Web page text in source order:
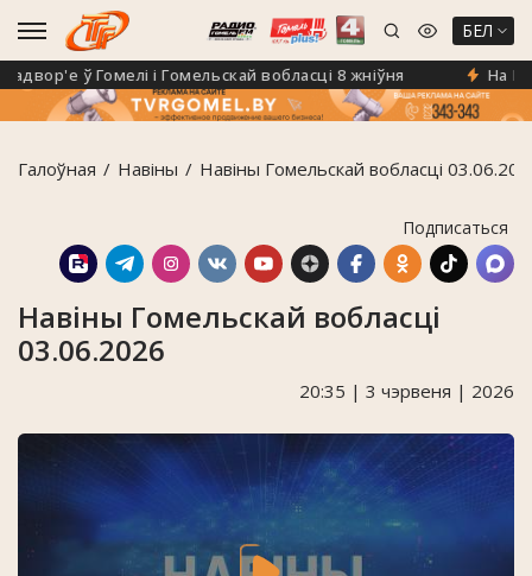
БЕЛ
ў Гомелі і Гомельскай вобласці 8 жніўня На
Галоўная Навiны Навіны Гомельскай вобласці
Подписаться
Навіны Гомельскай вобласці
03.06.2026
20:35 | 3 чэрвеня | 2026